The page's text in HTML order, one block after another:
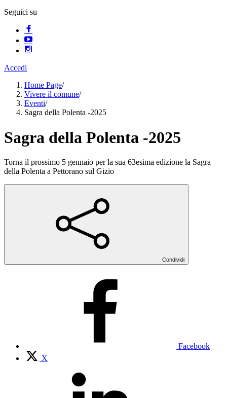
Seguici su
Accedi
Home Page/
Vivere il comune/
Eventi/
Sagra della Polenta -2025
Sagra della Polenta -2025
Torna il prossimo 5 gennaio per la sua 63esima edizione la Sagra
della Polenta a Pettorano sul Gizio
Condividi
Facebook
X